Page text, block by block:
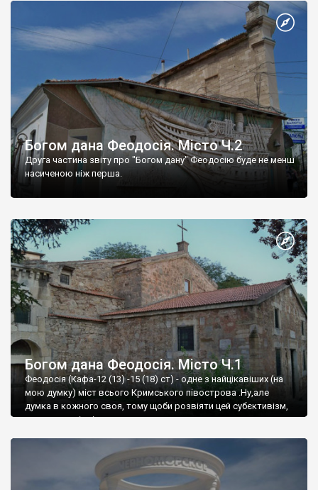
Богом дана Феодосія. Місто Ч.2
Друга частина звіту про "Богом дану" Феодосію буде не менш
насиченою ніж перша.
Богом дана Феодосія. Місто Ч.1
Феодосія (Кафа-12 (13) -15 (18) ст) - одне з найцікавіших (на
мою думку) міст всього Кримського півострова .Ну,але
думка в кожного своя, тому щоби розвіяти цей субєктивізм,
запрошую відвідати це